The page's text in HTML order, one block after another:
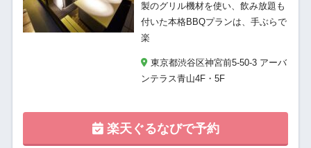
製のグリル機材を使い、飲み放題も
付いた本格BBQプランは、手ぶらで
楽
東京都渋谷区神宮前5-50-3 アーバ
ンテラス青山4F・5F
楽天ぐるなびで予約